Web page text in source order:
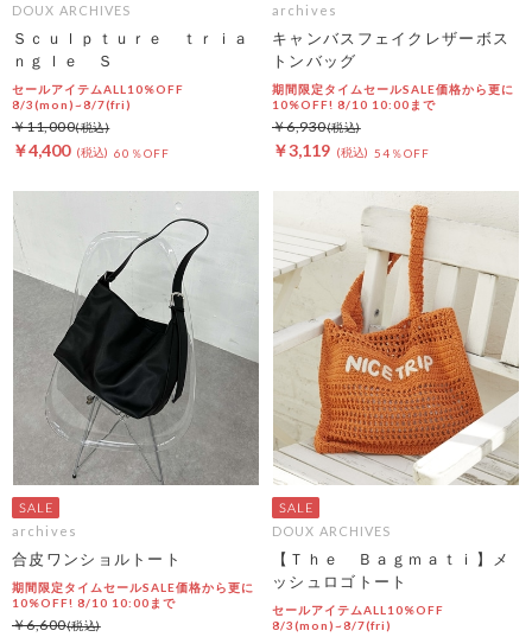
DOUX ARCHIVES
Ｓｃｕｌｐｔｕｒｅ ｔｒｉａ
ｎｇｌｅ Ｓ
セールアイテムALL10%OFF
8/3(mon)~8/7(fri)
￥4,400 60％OFF
￥11,000
archives
キャンバスフェイクレザーボス
トンバッグ
期間限定タイムセールSALE価格から更に
10%OFF! 8/10 10:00まで
￥3,119 54％OFF
￥6,930
archives
合皮ワンショルトート
期間限定タイムセールSALE価格から更に
10%OFF! 8/10 10:00まで
￥6,600
DOUX ARCHIVES
【Ｔｈｅ Ｂａｇｍａｔｉ】メ
ッシュロゴトート
セールアイテムALL10%OFF
8/3(mon)~8/7(fri)